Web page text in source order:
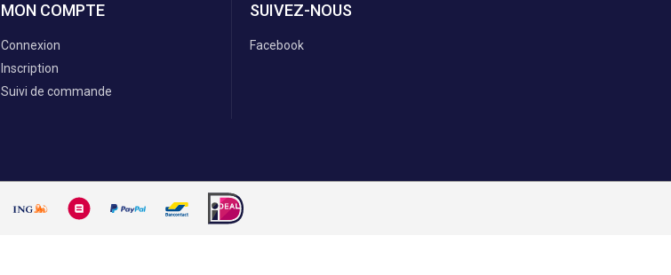
MON COMPTE
Connexion
Inscription
Suivi de commande
SUIVEZ-NOUS
Facebook